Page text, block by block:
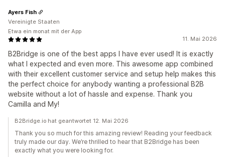
11. Mai 2026
B2Bridge is one of the best apps I have ever used! It is exactly
what I expected and even more. This awesome app combined
with their excellent customer service and setup help makes this
the perfect choice for anybody wanting a professional B2B
website without a lot of hassle and expense. Thank you
Camilla and My!
Ayers Fish
Vereinigte Staaten
Etwa ein monat mit der App
B2Bridge.io hat geantwortet 12. Mai 2026
Thank you so much for this amazing review! Reading your feedback
truly made our day. We’re thrilled to hear that B2Bridge has been
exactly what you were looking for.